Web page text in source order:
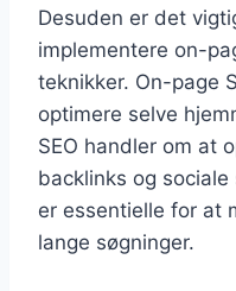
Desuden er det
implementere on-
teknikker. On-page
optimere selve
SEO handler om at
backlinks og
er essentielle for at
lange søgninger.